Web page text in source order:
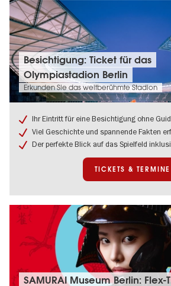
Tickets
&
Termine:
Besichtigung:
Ticket
das
Olympiastadion
Berlin
Besichtigung: Ticket für das
Olympiastadion Berlin
Erkunden Sie das weltberühmte Stadion
Ihr Eintritt für eine Besichtigung ohne
Viel Geschichte und spannende Fakten
Der perfekte Blick auf das Spielfeld
TICKETS & TERMINE
Tickets
SAMURAI Museum Berlin: Flex-